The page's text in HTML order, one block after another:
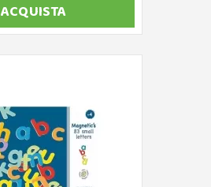
ACQUISTA